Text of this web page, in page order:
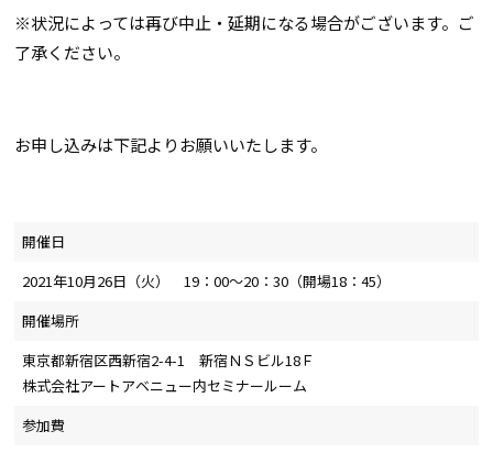
※状況によっては再び中止・延期になる場合がございます。ご
了承ください。
お申し込みは下記よりお願いいたします。
開催日
2021年10月26日（火） 19：00～20：30（開場18：45）
開催場所
東京都新宿区西新宿2-4-1 新宿ＮＳビル18Ｆ
株式会社アートアベニュー内セミナールーム
参加費